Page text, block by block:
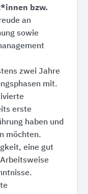
bzw.
an
sowie
zwei Jahre
mit.
erste
haben und
möchten.
eine gut